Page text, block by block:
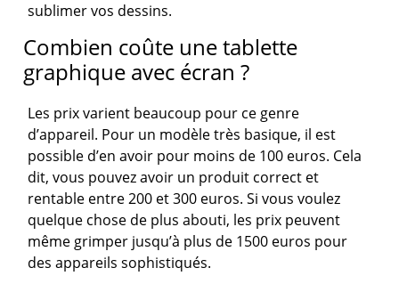
sublimer vos dessins.
Combien coûte une tablette
graphique avec écran ?
Les prix varient beaucoup pour ce genre
d’appareil. Pour un modèle très basique, il est
possible d’en avoir pour moins de 100 euros. Cela
dit, vous pouvez avoir un produit correct et
rentable entre 200 et 300 euros. Si vous voulez
quelque chose de plus abouti, les prix peuvent
même grimper jusqu’à plus de 1500 euros pour
des appareils sophistiqués.